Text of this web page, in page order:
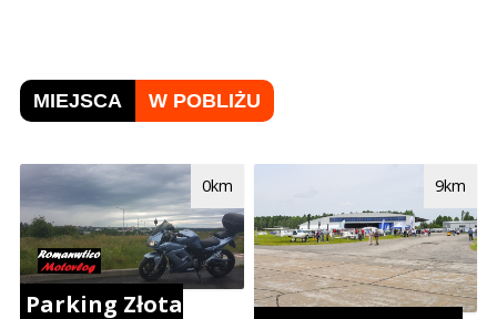
MIEJSCA W POBLIŻU
Parking Złota
0km 9km